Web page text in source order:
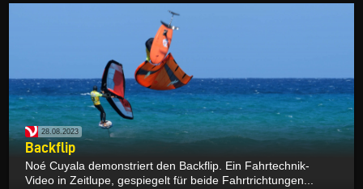
28.08.2023
Backflip
Noé Cuyala demonstriert den Backflip. Ein Fahrtechnik-
Video in Zeitlupe, gespiegelt für beide Fahrtrichtungen...